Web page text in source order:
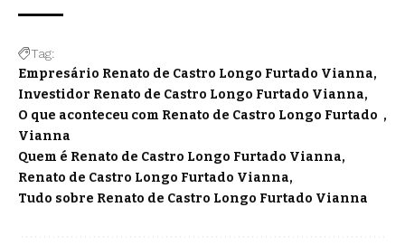
Tag:
Empresário Renato de Castro Longo Furtado Vianna
Investidor Renato de Castro Longo Furtado Vianna
O que aconteceu com Renato de Castro Longo Furtado
Vianna
Quem é Renato de Castro Longo Furtado Vianna
Renato de Castro Longo Furtado Vianna
Tudo sobre Renato de Castro Longo Furtado Vianna